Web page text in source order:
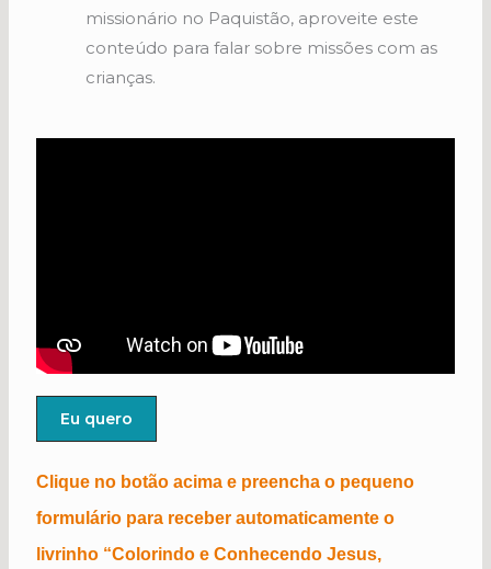
missionário no Paquistão, aproveite este
conteúdo para falar sobre missões com as
crianças.
Eu quero
Clique no botão acima e preencha o pequeno
formulário para receber automaticamente o
livrinho “Colorindo e Conhecendo Jesus,